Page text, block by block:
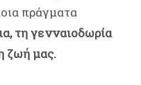
πράγματα
τη γενναιοδωρία
ζωή μας.